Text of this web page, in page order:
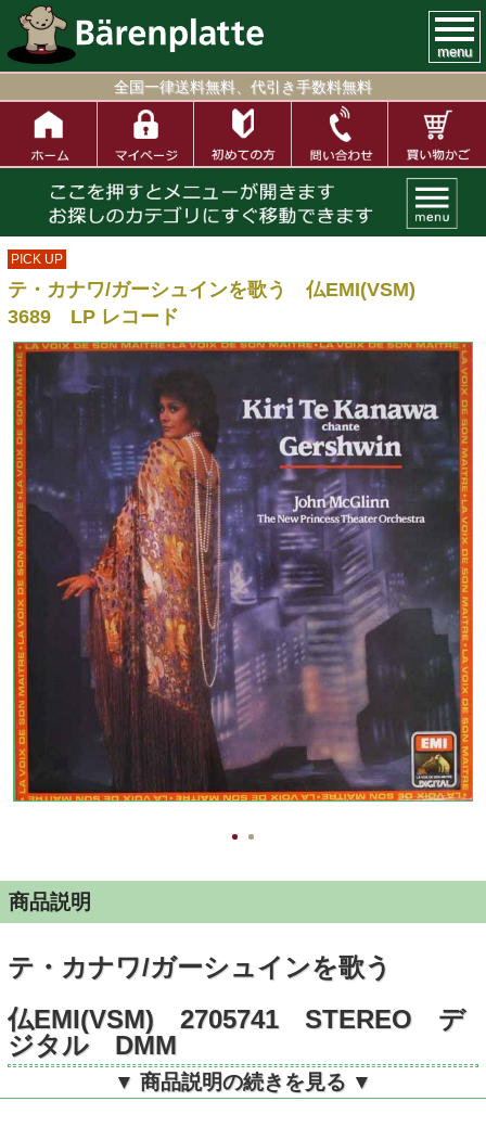
menu
全国一律送料無料、代引き手数料無料
PICK UP
テ・カナワ/ガーシュインを歌う 仏EMI(VSM)
3689 LP レコード
商品説明
テ・カナワ/ガーシュインを歌う
仏EMI(VSM) 2705741 STEREO デ
ジタル DMM
▼ 商品説明の続きを見る ▼